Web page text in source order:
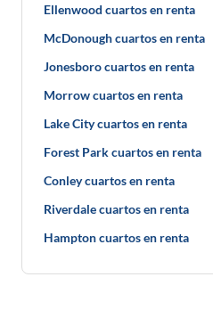
Ellenwood cuartos en renta
McDonough cuartos en renta
Jonesboro cuartos en renta
Morrow cuartos en renta
Lake City cuartos en renta
Forest Park cuartos en renta
Conley cuartos en renta
Riverdale cuartos en renta
Hampton cuartos en renta